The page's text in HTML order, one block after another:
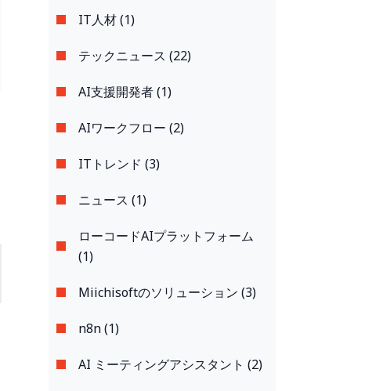
IT人材 (1)
テックニュース (22)
AI支援開発者 (1)
AIワークフロー (2)
ITトレンド (3)
ニュース (1)
ローコードAIプラットフォーム
(1)
Miichisoftのソリューション (3)
n8n (1)
AI ミーティングアシスタント (2)